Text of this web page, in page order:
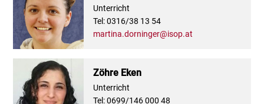
Tel: 0316/38 13 54
martina.dorninger@isop.at
Unterricht
Zöhre Eken
Tel: 0699/146 000 48
Unterricht